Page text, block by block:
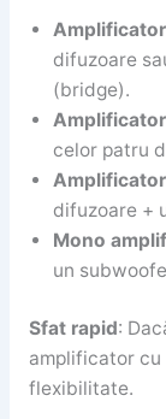
difuzoare
(bridge).
celor patru
difuzoare +
Mono
un
Sfat rapid:
amplificator cu
flexibilitate.